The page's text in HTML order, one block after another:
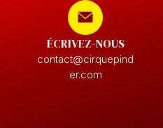
ÉCRIVEZ-NOUS
contact@cirquepind
er.com